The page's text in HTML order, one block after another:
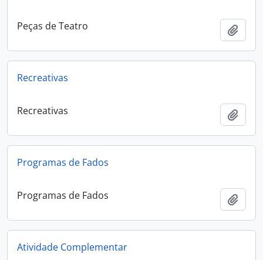
Peças de Teatro
Recreativas
Recreativas
Programas de Fados
Programas de Fados
Atividade Complementar